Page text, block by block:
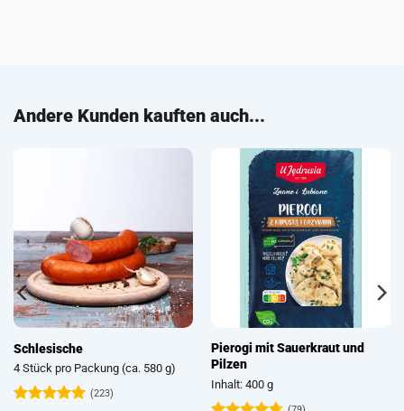
Andere Kunden kauften auch...
und
Graupenwurst (Grützwurst /
Krupniok / Wellwurst)
2 Stück pro Packung (ca. 450 g)
Pierogi mit